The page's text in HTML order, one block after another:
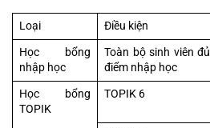
Loại Điều kiện
Học bổng
nhập học
Toàn bộ sinh viên đủ
điểm nhập học
Học bổng
TOPIK
TOPIK 6